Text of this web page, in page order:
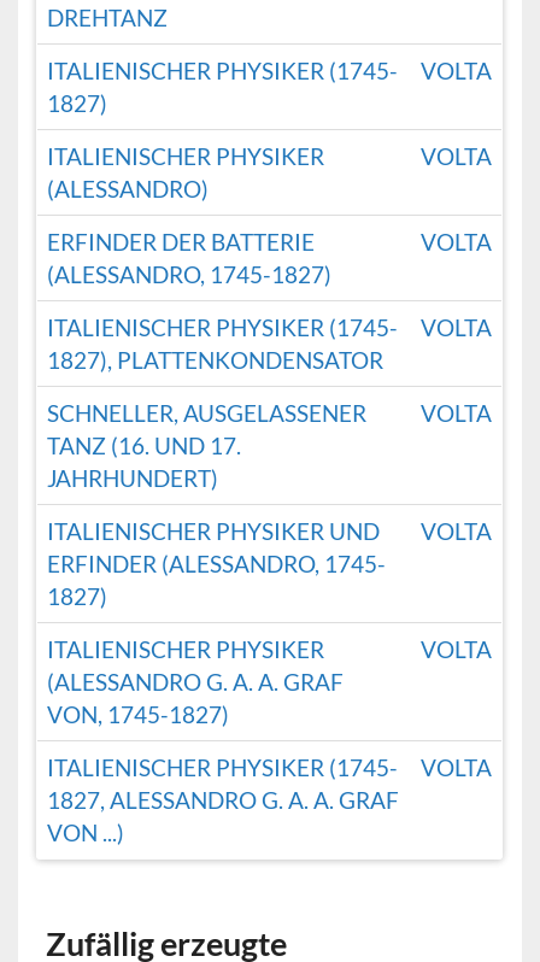
DREHTANZ
ITALIENISCHER PHYSIKER (1745-
1827)
VOLTA
ITALIENISCHER PHYSIKER
(ALESSANDRO)
VOLTA
ERFINDER DER BATTERIE
(ALESSANDRO, 1745-1827)
VOLTA
ITALIENISCHER PHYSIKER (1745-
1827), PLATTENKONDENSATOR
VOLTA
SCHNELLER, AUSGELASSENER
TANZ (16. UND 17.
JAHRHUNDERT)
VOLTA
ITALIENISCHER PHYSIKER UND
ERFINDER (ALESSANDRO, 1745-
1827)
VOLTA
ITALIENISCHER PHYSIKER
(ALESSANDRO G. A. A. GRAF
VON, 1745-1827)
VOLTA
ITALIENISCHER PHYSIKER (1745-
1827, ALESSANDRO G. A. A. GRAF
VON ...)
VOLTA
Zufällig erzeugte